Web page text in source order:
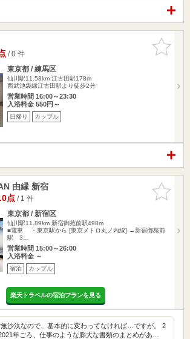
お気に入
りに追加
/ 0 件
東京都 / 練馬区
仙川駅11.58km 江古田駅178m
西武池袋線江古田駅より徒歩2分
営業時間 16:00～23:30
入浴料金 550円～
日帰り カップル
お気に入
りに追加
由縁 新宿
点/ 1 件
東京都 / 新宿区
仙川駅11.89km 新宿御苑前駅498m
■電車 ・東京駅から [東京メトロ丸ノ内線] →新宿御苑前
駅 3…
営業時間 15:00～26:00
入浴料金 ～
宿泊 カップル
楽天トラベルの宿泊プランを見る
沙汰なので、基本的に変わってなければ…ですが。 2
年ごろ、仕事のような膨大な書類のまとめがあ…